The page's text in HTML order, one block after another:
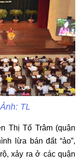
TL
Thị Tố Trâm (quận
lừa bán đất “ảo”,
xảy ra ở các quận